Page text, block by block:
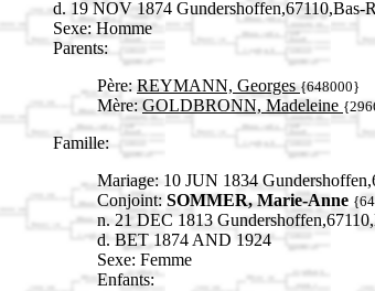
d. 19 NOV 1874
Sexe: Homme
Parents:
Père: REYMANN, Georges {648000}
Mère: GOLDBRONN, Madeleine
Famille:
Mariage: 10 JUN 1834
Conjoint: SOMMER, Marie-Anne
n. 21 DEC 1813
d. BET 1874 AND 1924
Sexe: Femme
Enfants: